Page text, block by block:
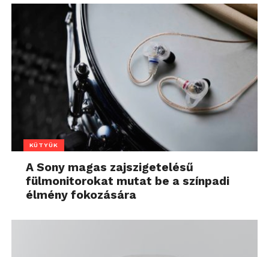
KÜTYÜK
A Sony magas zajszigetelésű
fülmonitorokat mutat be a színpadi
élmény fokozására